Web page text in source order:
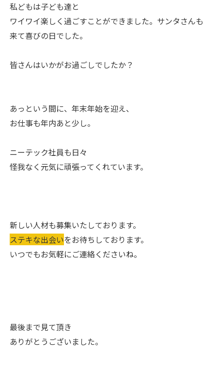
私どもは子ども達と
ワイワイ楽しく過ごすことができました。サンタさんも
来て喜びの日でした。
皆さんはいかがお過ごしでしたか？
あっという間に、年末年始を迎え、
お仕事も年内あと少し。
ニーテック社員も日々
怪我なく元気に頑張ってくれています。
新しい人材も募集いたしております。
ステキな出会いをお待ちしております。
いつでもお気軽にご連絡くださいね。
最後まで見て頂き
ありがとうございました。